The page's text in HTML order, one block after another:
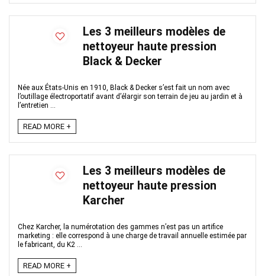
Les 3 meilleurs modèles de
nettoyeur haute pression
Black & Decker
Née aux États-Unis en 1910, Black & Decker s’est fait un nom avec
l’outillage électroportatif avant d’élargir son terrain de jeu au jardin et à
l’entretien ...
READ MORE +
Les 3 meilleurs modèles de
nettoyeur haute pression
Karcher
Chez Karcher, la numérotation des gammes n’est pas un artifice
marketing : elle correspond à une charge de travail annuelle estimée par
le fabricant, du K2 ...
READ MORE +